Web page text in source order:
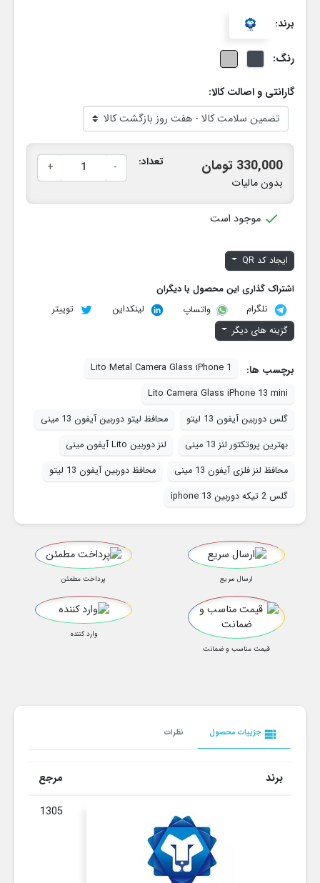
برند:
رنگ:
گارانتی و اصالت کالا:
330,000 تومان
بدون مالیات
تعداد: -
+
 موجود است
ایجاد کد QR
اشتراک گذاری این محصول با دیگران
تلگرام
واتساپ لینکداین
توییتر
گزینه های دیگر
برچسب ها:
Lito Metal Camera Glass iPhone 1
Lito Camera Glass iPhone 13 mini
گلس دوربین آیفون 13 لیتو
محافظ لیتو دوربین آیفون 13 مینی
بهترین پروتکتور لنز 13 مینی
لنز دوربین Lito آیفون مینی
محافظ لنز فلزی آیفون 13 مینی
محافظ دوربین آیفون 13 لیتو
گلس 2 تیکه دوربین iphone 13
ارسال سریع پرداخت مطمئن
قیمت مناسب و ضمانت
وارد کننده
view_list جزییات محصول نظرات
برند مرجع
1305